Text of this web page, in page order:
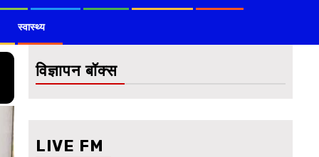
स्वास्थ्य
विज्ञापन बॉक्स
LIVE FM